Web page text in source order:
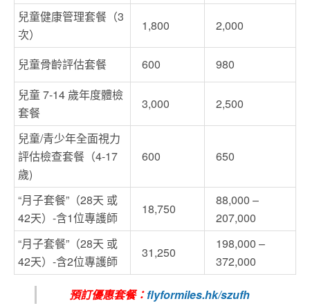
兒童健康管理套餐（3
次）
1,800 2,000
兒童骨齡評估套餐 600
980
兒童 7-14 歲年度體檢
套餐
3,000 2,500
兒童/青少年全面視力
評估檢查套餐（4-17
歲)
600 650
“月子套餐”（28天 或
42天）-含1位專護師
18,750
88,000 –
207,000
“月子套餐”（28天 或
42天）-含2位專護師
31,250
198,000 –
372,000
預訂優惠套餐：flyformiles.hk/szufh